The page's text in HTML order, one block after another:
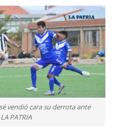
vendió cara su derrota ante
PATRIA